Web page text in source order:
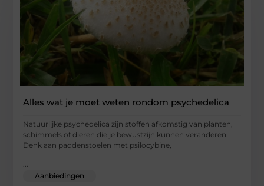
Alles wat je moet weten rondom psychedelica
Natuurlijke psychedelica zijn stoffen afkomstig van planten,
schimmels of dieren die je bewustzijn kunnen veranderen.
Denk aan paddenstoelen met psilocybine,
...
Aanbiedingen